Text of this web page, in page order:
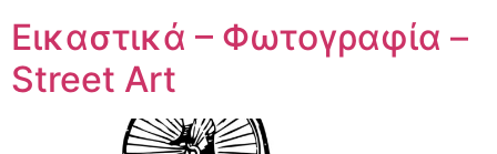
Εικαστικά – Φωτογραφία –
Street Art